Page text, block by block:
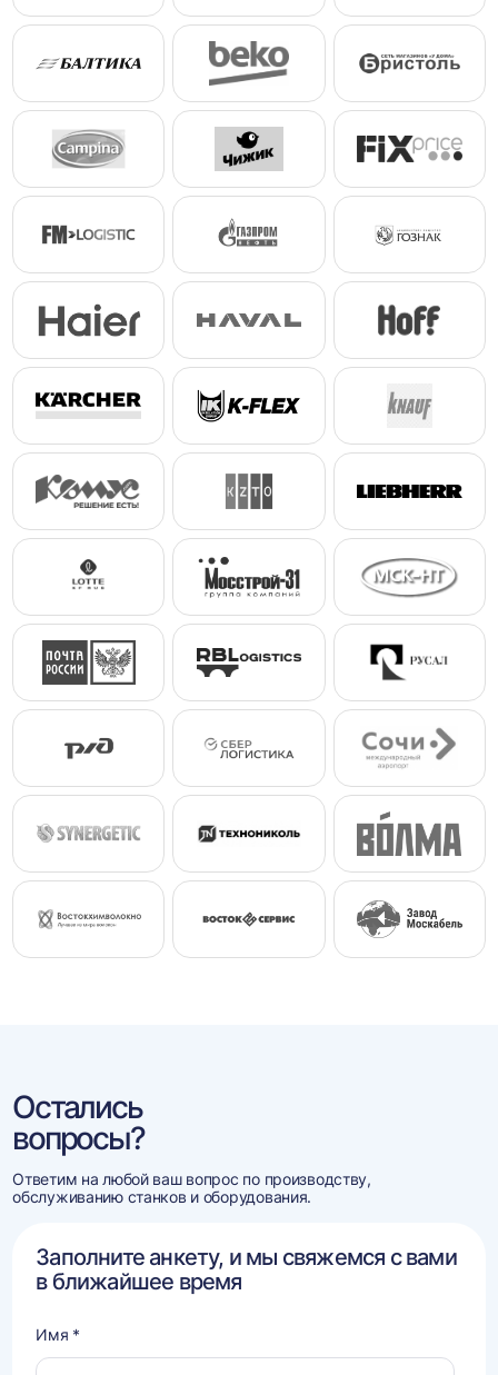
Остались
вопросы?
Ответим на любой ваш вопрос по производству,
обслуживанию станков и оборудования.
Заполните анкету, и мы свяжемся с вами
в ближайшее время
Имя *